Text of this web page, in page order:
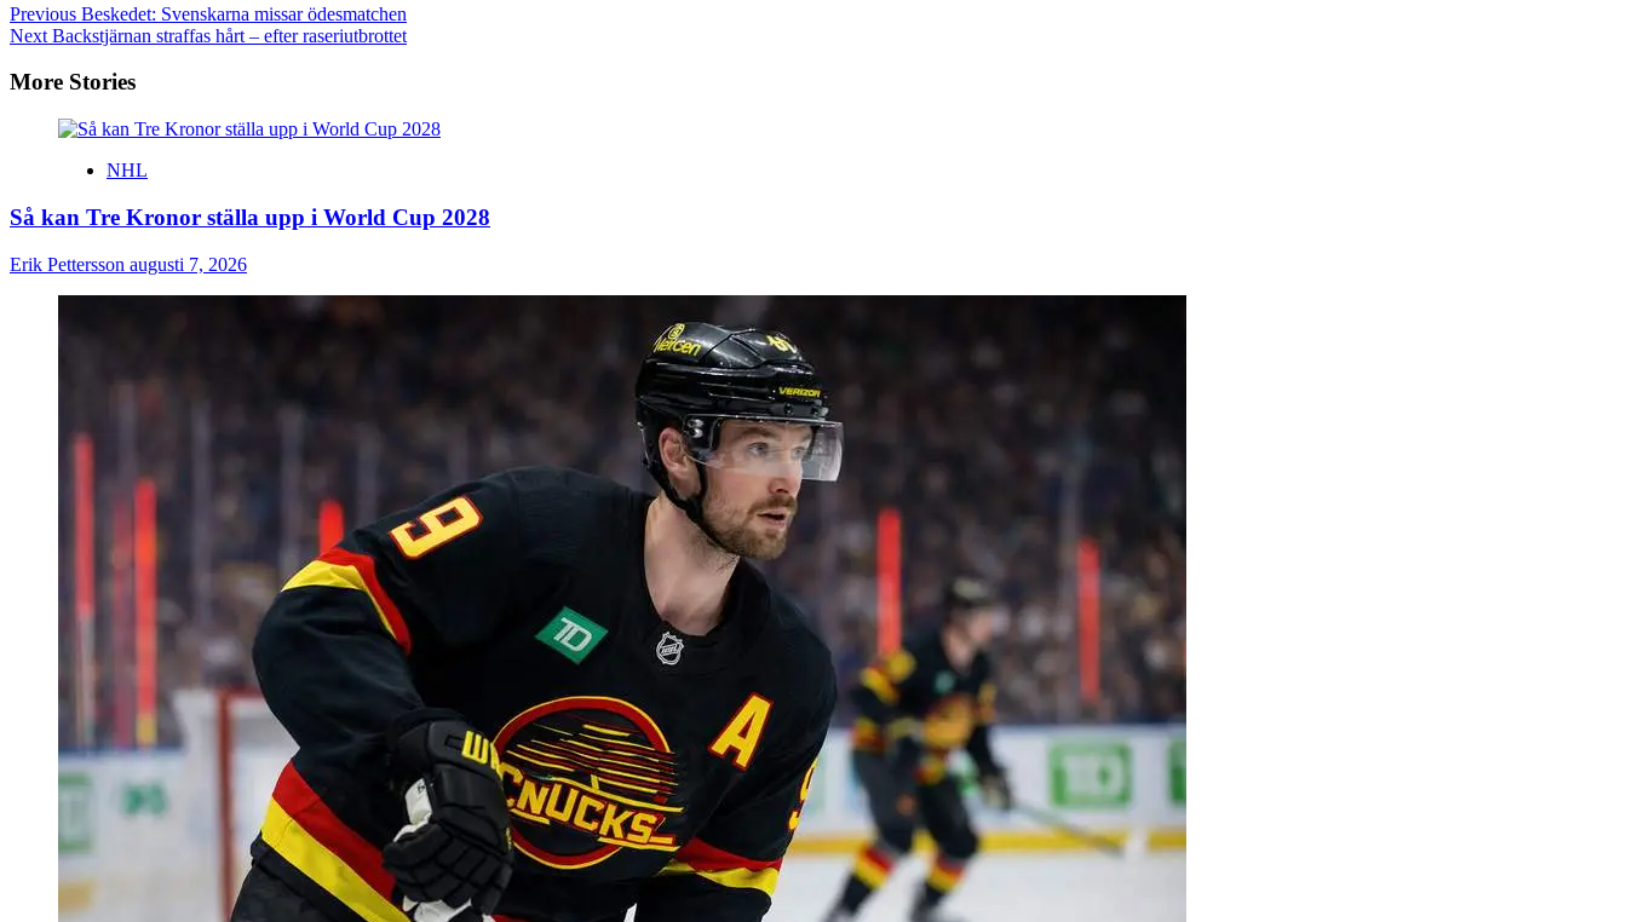
Continue
Reading
Previous Beskedet: Svenskarna missar ödesmatchen
Next Backstjärnan straffas hårt – efter raseriutbrottet
More Stories
NHL
Så kan Tre Kronor ställa upp i World Cup 2028
Erik Pettersson augusti 7, 2026